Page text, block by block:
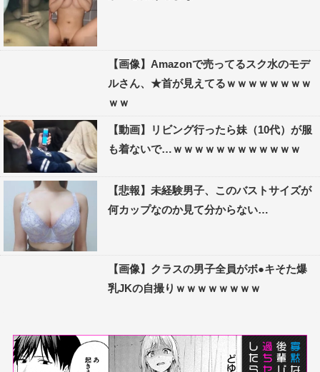
【画像】Amazonで売ってるスク水のモデ
ルさん、★首が見えてるｗｗｗｗｗｗｗｗ
ｗｗ
【動画】リビング行ったら妹（10代）が服
も着ないで…ｗｗｗｗｗｗｗｗｗｗｗｗ
【悲報】未経験男子、このバストサイズが
何カップなのか見て分からない…
【画像】クラスの男子全員がボ●キそた爆
乳JKの自撮りｗｗｗｗｗｗｗｗ